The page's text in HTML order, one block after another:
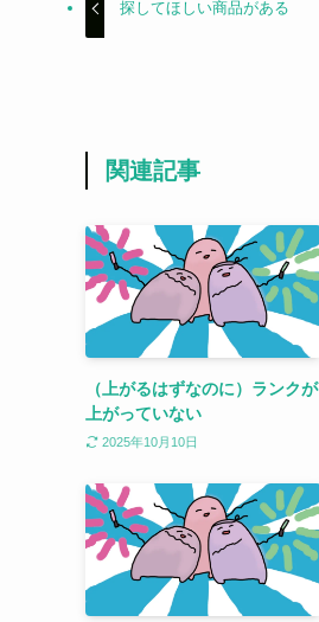
探してほしい商品がある
関連記事
（上がるはずなのに）ランクが
上がっていない
2025年10月10日